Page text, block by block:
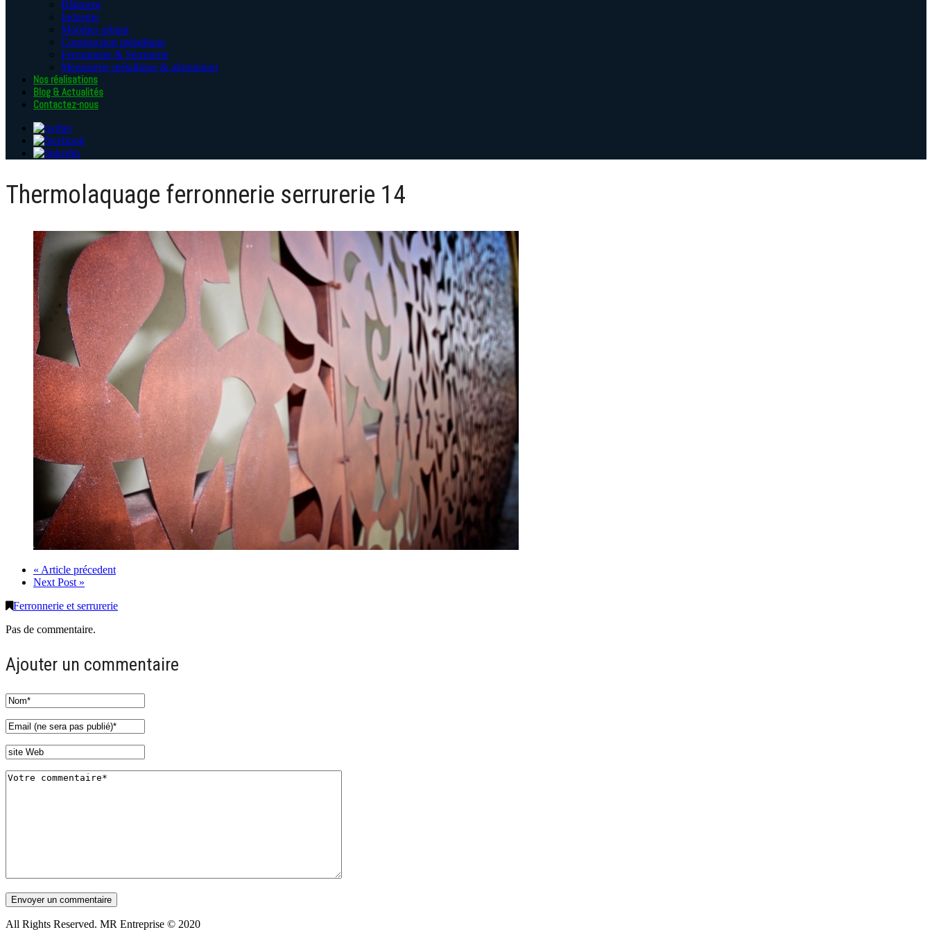
Bâtiment
Industrie
Mobilier urbain
Construction métallique
Ferronnerie & Serrurerie
Menuiserie métallique & aluminium
Nos réalisations
Blog & Actualités
Contactez-nous
Thermolaquage ferronnerie serrurerie 14
« Article précedent
Next Post »
Ferronnerie et serrurerie
Pas de commentaire.
Ajouter un commentaire
All Rights Reserved. MR Entreprise © 2020